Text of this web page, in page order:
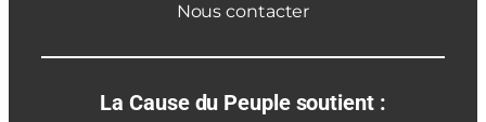
Nous contacter
La Cause du Peuple soutient :